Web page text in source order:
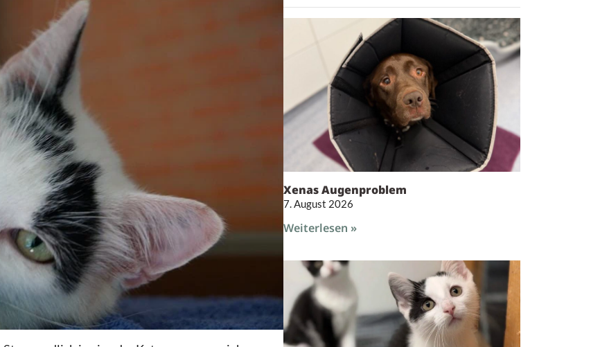
Xenas Augenproblem
7. August 2026
Weiterlesen »